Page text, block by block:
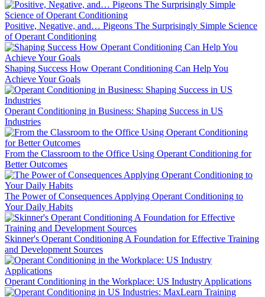
Positive, Negative, and… Pigeons The Surprisingly Simple Science
of Operant Conditioning
Shaping Success How Operant Conditioning Can Help You
Achieve Your Goals
Operant Conditioning in Business: Shaping Success in US
Industries
From the Classroom to the Office Using Operant Conditioning for
Better Outcomes
The Power of Consequences Applying Operant Conditioning to
Your Daily Habits
Skinner's Operant Conditioning A Foundation for Effective Training
and Development Sources
Operant Conditioning in the Workplace: US Industry Applications